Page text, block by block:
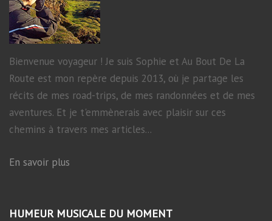
Bienvenue voyageur ! Je suis Sophie et Au Bout De La
Route est mon repère depuis 2013, où je partage les
récits de mes road-trips, de mes randonnées et de mes
aventures. Et je t'emmènerais avec plaisir sur ces
chemins à travers mes articles...
En savoir plus
HUMEUR MUSICALE DU MOMENT